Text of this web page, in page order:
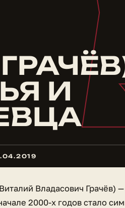
И
Владасович Грачёв)
2000-х годов стало